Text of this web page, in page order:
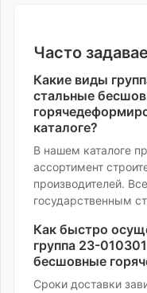
Часто
Какие виды
стальные
каталоге?
В нашем каталоге
ассортимент
производителей.
государственным
Как быстро
группа 23-
бесшовные
Сроки доставки